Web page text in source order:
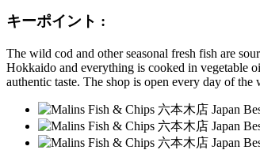
キーポイント :
The wild cod and other seasonal fresh fish are
Hokkaido and everything is cooked in vegetable
authentic taste. The shop is open every day of